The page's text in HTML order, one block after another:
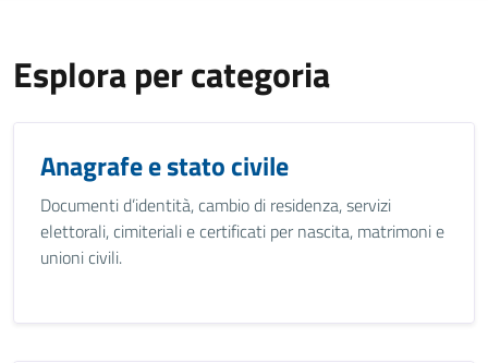
Esplora per categoria
Anagrafe e stato civile
Documenti d’identità, cambio di residenza, servizi
elettorali, cimiteriali e certificati per nascita, matrimoni e
unioni civili.